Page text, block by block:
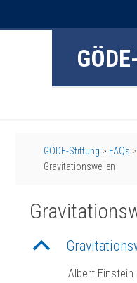
GÖDE-Stiftung > FAQs
Gravitationswellen
B
Albert